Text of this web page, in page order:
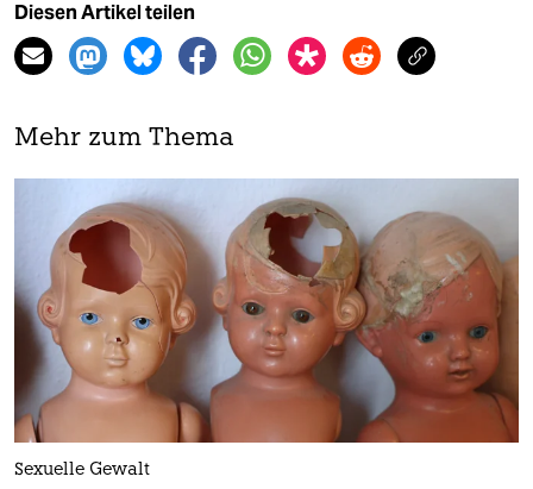
Diesen Artikel teilen
Mehr zum Thema
Sexuelle Gewalt